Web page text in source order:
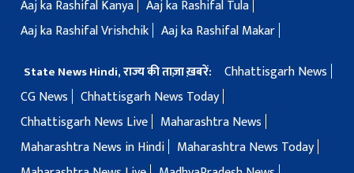
Aaj ka Rashifal Kanya Aaj ka Rashifal Tula
Aaj ka Rashifal Vrishchik Aaj ka Rashifal Makar
State News Hindi, राज्य की ताज़ा ख़बरें:
Chhattisgarh News
CG News
Chhattisgarh News Today
Chhattisgarh News Live
Maharashtra News
Maharashtra News in Hindi
Maharashtra News Today